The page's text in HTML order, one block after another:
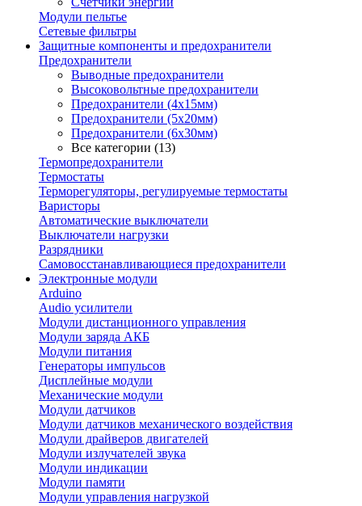
Модули пельтье
Сетевые фильтры
Защитные компоненты и предохранители
Предохранители
Выводные предохранители
Высоковольтные предохранители
Предохранители (4х15мм)
Предохранители (5х20мм)
Предохранители (6х30мм)
Все категории (13)
Термопредохранители
Термостаты
Терморегуляторы, регулируемые термостаты
Варисторы
Автоматические выключатели
Выключатели нагрузки
Разрядники
Самовосстанавливающиеся предохранители
Электронные модули
Arduino
Audio усилители
Модули дистанционного управления
Модули заряда АКБ
Модули питания
Генераторы импульсов
Дисплейные модули
Механические модули
Модули датчиков
Модули датчиков механического воздействия
Модули драйверов двигателей
Модули излучателей звука
Модули индикации
Модули памяти
Модули управления нагрузкой